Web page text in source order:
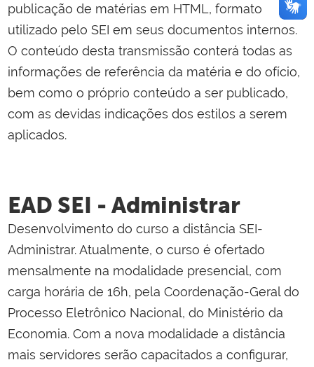
publicação de matérias em HTML, formato
utilizado pelo SEI em seus documentos internos.
O conteúdo desta transmissão conterá todas as
informações de referência da matéria e do ofício,
bem como o próprio conteúdo a ser publicado,
com as devidas indicações dos estilos a serem
aplicados.
EAD SEI - Administrar
Desenvolvimento do curso a distância SEI-
Administrar. Atualmente, o curso é ofertado
mensalmente na modalidade presencial, com
carga horária de 16h, pela Coordenação-Geral do
Processo Eletrônico Nacional, do Ministério da
Economia. Com a nova modalidade a distância
mais servidores serão capacitados a configurar,